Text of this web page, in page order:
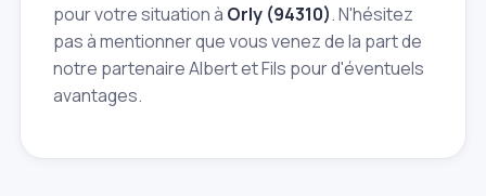
pour votre situation à Orly (94310). N'hésitez
pas à mentionner que vous venez de la part de
notre partenaire Albert et Fils pour d'éventuels
avantages.